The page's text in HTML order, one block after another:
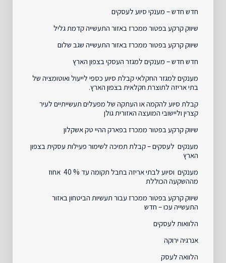
חדש חדש – מענקי סיוע לעסקים
שיווק קרקע בפטור ממכרז באזור התעשייה קדמת גליל
שיווק קרקע בפטור ממכרז באזור התעשייה שגב שלום
חדש חדש – מענקים למגזר העסקי בצפון הארץ
מענקים למגזר החקלאי קבלת סיוע כספי לייעול ואוטומציה של
בתי אריזה לתוצרת חקלאית בצפון הארץ.
קבלת סיוע להקמה או העתקה של מפעלים תעשייתיים לעיר
קצרין וליישובי המועצה האזורית גולן
שיווק קרקע בפטור ממכרז בפארק ההיי טק אשקלון
מענקים לעסקים – קבלת תמיכה לשימור פעילות עסקית בצפון
הארץ
מענקים וסיוע לבתי אריזה בחבל תקומה עד % 40 אחוז
מההשקעה הכוללת
שיווק קרקע בפטור ממכרז עבור תעשיות הביטחון באזור
התעשייה עכו – חדש
הלוואות לעסקים
אנרגיה ירוקה
הלוואה לעסק